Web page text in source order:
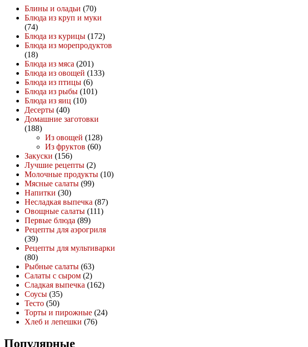
Блины и оладьи (70)
Блюда из круп и муки
(74)
Блюда из курицы (172)
Блюда из морепродуктов
(18)
Блюда из мяса (201)
Блюда из овощей (133)
Блюда из птицы (6)
Блюда из рыбы (101)
Блюда из яиц (10)
Десерты (40)
Домашние заготовки
(188)
Из овощей (128)
Из фруктов (60)
Закуски (156)
Лучшие рецепты (2)
Молочные продукты (10)
Мясные салаты (99)
Напитки (30)
Несладкая выпечка (87)
Овощные салаты (111)
Первые блюда (89)
Рецепты для аэрогриля
(39)
Рецепты для мультиварки
(80)
Рыбные салаты (63)
Салаты с сыром (2)
Сладкая выпечка (162)
Соусы (35)
Тесто (50)
Торты и пирожные (24)
Хлеб и лепешки (76)
Популярные